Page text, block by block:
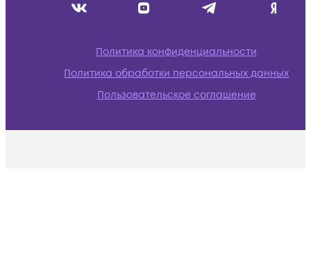
Политика конфиденциальности
Политика обработки персональных данных
Пользовательское соглашение